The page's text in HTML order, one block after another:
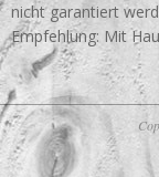
nicht garantiert
Empfehlung: Mit